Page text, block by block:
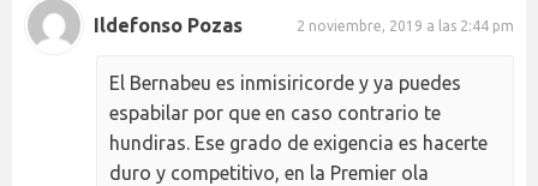
Ildefonso Pozas 2 noviembre, 2019 a las 2:44 pm
El Bernabeu es inmisiricorde y ya puedes
espabilar por que en caso contrario te
hundiras. Ese grado de exigencia es hacerte
duro y competitivo, en la Premier ola